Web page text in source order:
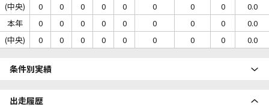
(中央)
0 0 0 0 0 0 0 0
0.0
本年
0 0 0 0 0 0 0 0
0.0
(中央)
0 0 0 0 0 0 0 0 0.0
条件別実績
出走履歴